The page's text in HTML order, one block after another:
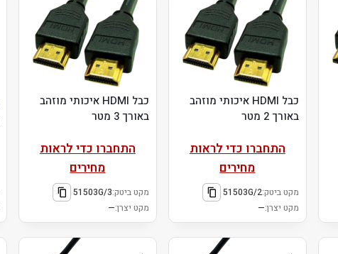
כבל HDMI איכותי מוזהב
באורך 2 מטר
התחברו כדי לראות
מחירים
מקט ביטק:51503G/2
מקט יצרן:—
כבל HDMI איכותי מוזהב
באורך 3 מטר
התחברו כדי לראות
מחירים
מקט ביטק:51503G/3
מקט יצרן:—